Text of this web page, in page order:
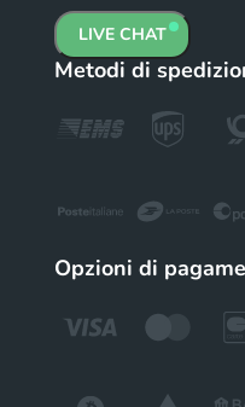
LIVE CHAT
Metodi di
Opzioni di